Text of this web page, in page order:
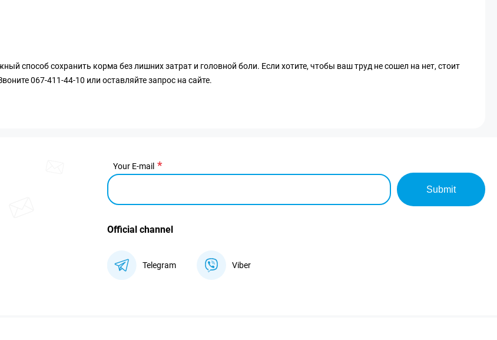
способ сохранить корма без лишних затрат и головной боли. Если хотите, чтобы ваш труд не сошел на нет, стоит
067-411-44-10 или оставляйте запрос на сайте.
Your E-mail
Submit
Official channel
Telegram Viber